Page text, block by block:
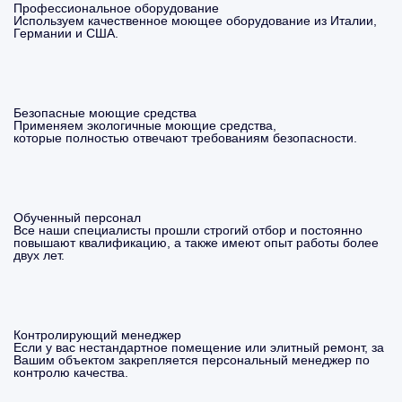
Профессиональное оборудование
Используем качественное моющее оборудование из Италии,
Германии и США.
Безопасные моющие средства
Применяем экологичные моющие средства,
которые полностью отвечают требованиям безопасности.
Обученный персонал
Все наши специалисты прошли строгий отбор и постоянно
повышают квалификацию, а также имеют опыт работы более
двух лет.
Контролирующий менеджер
Если у вас нестандартное помещение или элитный ремонт, за
Вашим объектом закрепляется персональный менеджер по
контролю качества.